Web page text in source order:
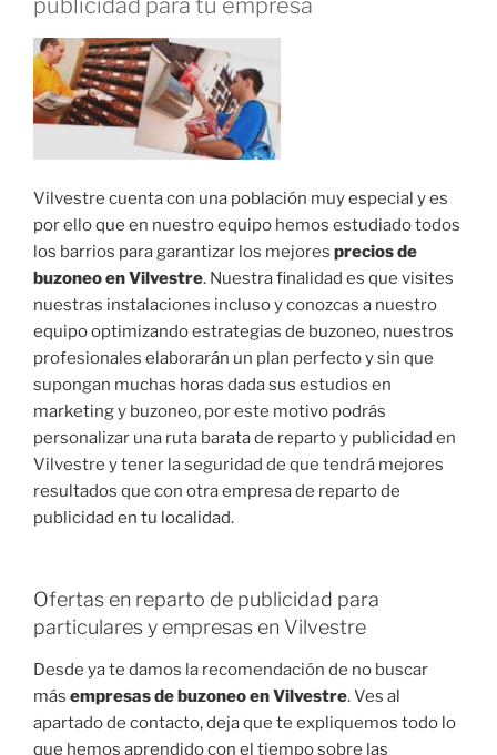
publicidad para tu empresa
Vilvestre cuenta con una población muy especial y es
por ello que en nuestro equipo hemos estudiado todos
los barrios para garantizar los mejores precios de
buzoneo en Vilvestre. Nuestra finalidad es que visites
nuestras instalaciones incluso y conozcas a nuestro
equipo optimizando estrategias de buzoneo, nuestros
profesionales elaborarán un plan perfecto y sin que
supongan muchas horas dada sus estudios en
marketing y buzoneo, por este motivo podrás
personalizar una ruta barata de reparto y publicidad en
Vilvestre y tener la seguridad de que tendrá mejores
resultados que con otra empresa de reparto de
publicidad en tu localidad.
Ofertas en reparto de publicidad para
particulares y empresas en Vilvestre
Desde ya te damos la recomendación de no buscar
más empresas de buzoneo en Vilvestre. Ves al
apartado de contacto, deja que te expliquemos todo lo
que hemos aprendido con el tiempo sobre las